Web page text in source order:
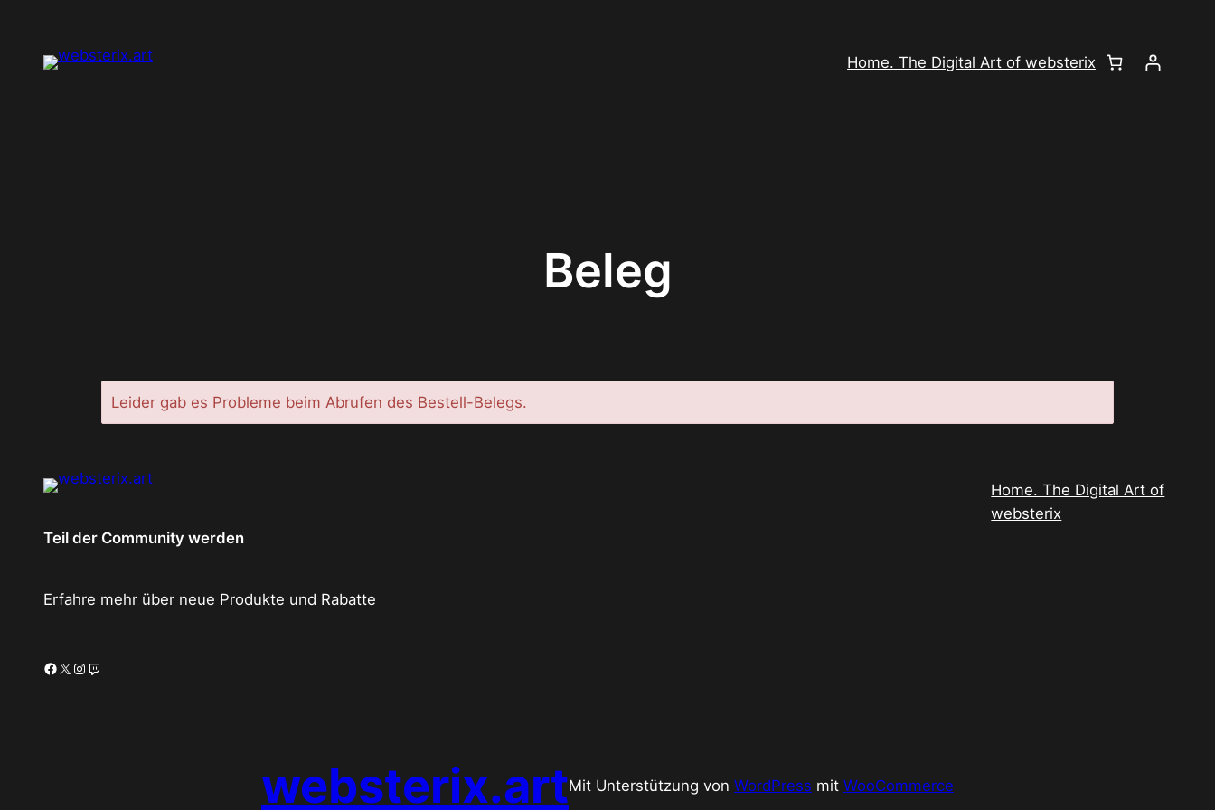
Home. The Digital Art of websterix
Beleg
Leider gab es Probleme beim Abrufen des Bestell-Belegs.
Teil der Community werden
Erfahre mehr über neue Produkte und Rabatte
Home. The Digital Art of
websterix
websterix.artMit Unterstützung von WordPress mit WooCommerce